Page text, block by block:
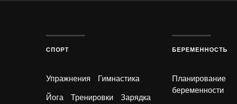
СПОРТ
Упражнения Гимнастика
Йога Тренировки Зарядка
БЕРЕМЕННОСТЬ
Планирование
беременности